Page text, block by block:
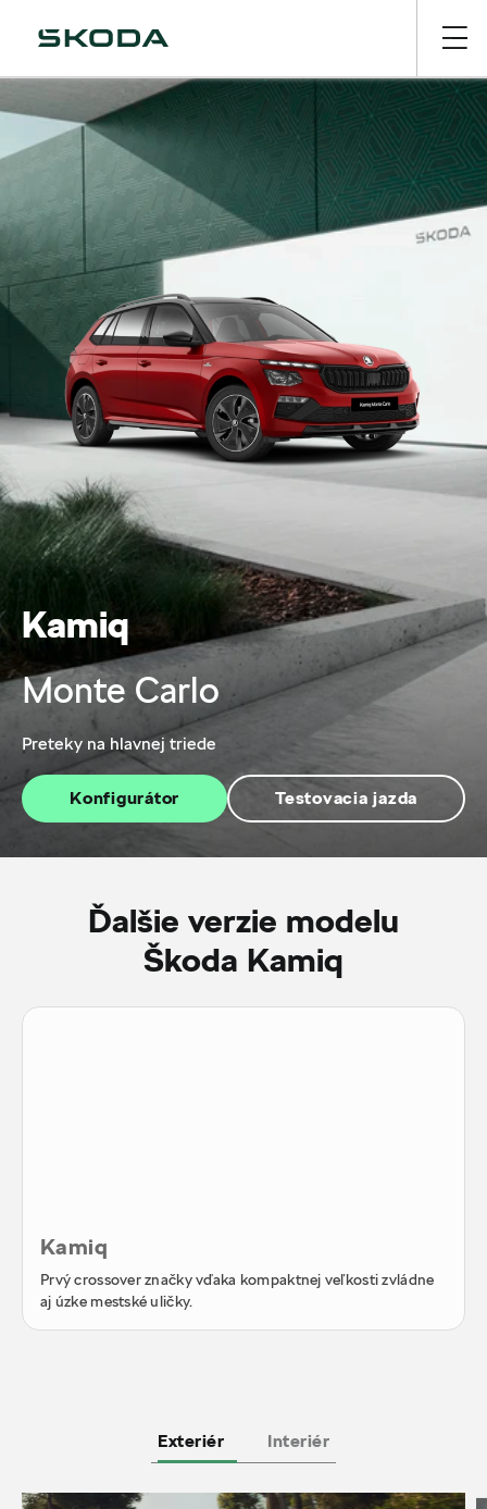
Kamiq
Monte Carlo
Preteky na hlavnej triede
Konfigurátor Testovacia jazda
Ďalšie verzie modelu
Škoda Kamiq
Kamiq
Prvý crossover značky vďaka kompaktnej veľkosti zvládne
aj úzke mestské uličky.
Exteriér Interiér